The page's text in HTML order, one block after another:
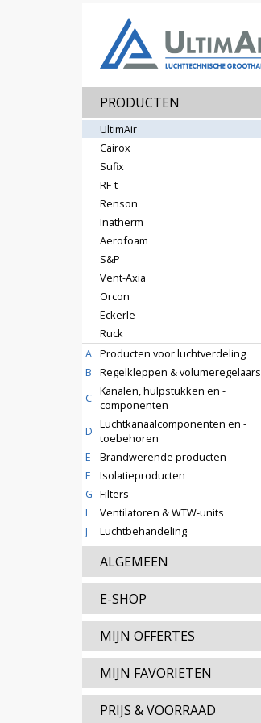
PRODUCTEN
UltimAir
Cairox
Sufix
RF-t
Renson
Inatherm
Aerofoam
S&P
Vent-Axia
Orcon
Eckerle
Ruck
A Producten voor luchtverdeling
B
Regelkleppen & volumeregelaars
C Kanalen, hulpstukken en -
componenten
D Luchtkanaalcomponenten en -
toebehoren
E
Brandwerende producten
F
Isolatieproducten
G Filters
I
Ventilatoren & WTW-units
J
Luchtbehandeling
ALGEMEEN
E-SHOP
MIJN OFFERTES
MIJN FAVORIETEN
PRIJS & VOORRAAD